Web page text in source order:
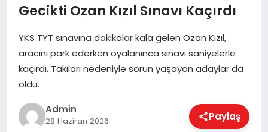
EĞITIM
EKONOMI
MAGAZIN
Gecikti Ozan Kızıl Sınavı Kaçırdı
YKS TYT sınavına dakikalar kala gelen Ozan Kızıl,
aracını park ederken oyalanınca sınavı saniyelerle
kaçırdı. Takıları nedeniyle sorun yaşayan adaylar da
oldu.
Admin
28 Haziran 2026 Paylaş